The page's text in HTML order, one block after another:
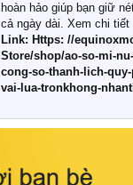
Khác với các dòng sản
thường, những bộ chăn
cao cấp trải qua quy trình
nghiêm ngặt từ khâu
liệu tự nhiên đến công
nhuộm hiện đại không
này, bạn sẽ cảm nhận
hồi chuẩn xác của phần
hoàn hảo giúp bạn giữ
cả ngày dài. Xem chi tiết
Link: Https: //
Store/shop/ao-so-mi-
cong-so-thanh-lich-
vai-lua-tronkhong-